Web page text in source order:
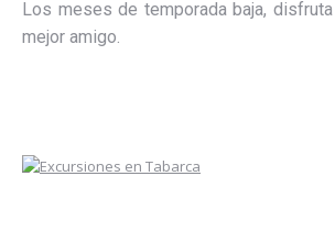
Los meses de temporada baja,
mejor amigo.